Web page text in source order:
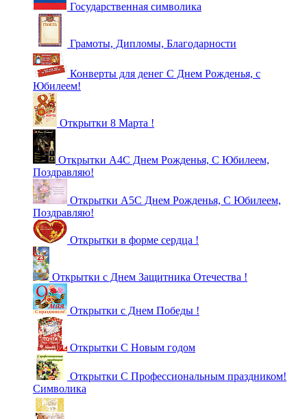
Государственная символика
Грамоты, Дипломы, Благодарности
Конверты для денег С Днем Рожденья, с
Юбилеем!
Открытки 8 Марта !
Открытки А4С Днем Рожденья, С Юбилеем,
Поздравляю!
Открытки А5С Днем Рожденья, С Юбилеем,
Поздравляю!
Открытки в форме сердца !
Открытки с Днем Защитника Отечества !
Открытки с Днем Победы !
Открытки С Новым годом
Открытки С Профессиональным праздником!
Символика